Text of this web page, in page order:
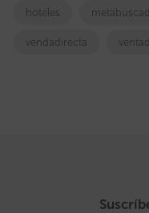
hoteles
vendadirecta